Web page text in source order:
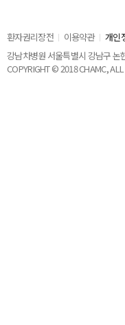
환자권리장전 이용약관 개인
강남차병원 서울특별시 강남구 논
COPYRIGHT © 2018 CHAMC, ALL